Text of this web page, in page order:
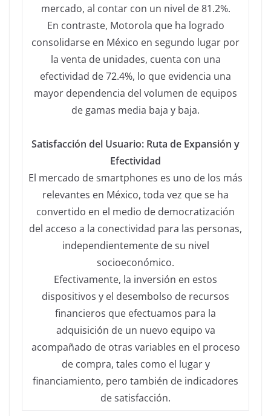
mercado, al contar con un nivel de 81.2%.
En contraste, Motorola que ha logrado
consolidarse en México en segundo lugar por
la venta de unidades, cuenta con una
efectividad de 72.4%, lo que evidencia una
mayor dependencia del volumen de equipos
de gamas media baja y baja.
Satisfacción del Usuario: Ruta de Expansión y
Efectividad
El mercado de smartphones es uno de los más
relevantes en México, toda vez que se ha
convertido en el medio de democratización
del acceso a la conectividad para las personas,
independientemente de su nivel
socioeconómico.
Efectivamente, la inversión en estos
dispositivos y el desembolso de recursos
financieros que efectuamos para la
adquisición de un nuevo equipo va
acompañado de otras variables en el proceso
de compra, tales como el lugar y
financiamiento, pero también de indicadores
de satisfacción.